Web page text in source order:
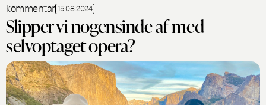
kommentar 15.08.2024
Slipper vi nogensinde af med
selvoptaget opera?